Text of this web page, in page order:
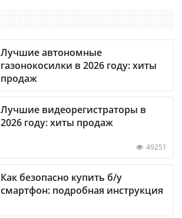
Лучшие автономные
газонокосилки в 2026 году: хиты
продаж
Лучшие видеорегистраторы в
2026 году: хиты продаж
49251
Как безопасно купить б/у
смартфон: подробная инструкция